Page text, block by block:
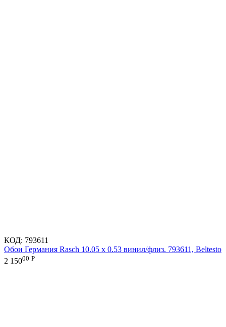
КОД: 793611
Обои Германия Rasch 10.05 х 0.53 винил/флиз. 793611, Beltesto
2 15000 Р